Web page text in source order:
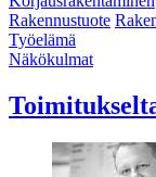
Rakennustuote
Työelämä
Näkökulmat